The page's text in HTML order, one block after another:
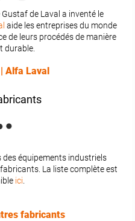
de Laval a inventé le
aide les entreprises du monde
de leurs procédés de manière
durable.
Alfa Laval
équipements industriels
La liste complète est
ici
fabricants